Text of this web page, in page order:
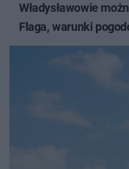
Władysławowie
Flaga, warunki